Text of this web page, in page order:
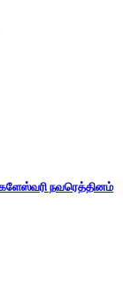
நவரெத்தினம்